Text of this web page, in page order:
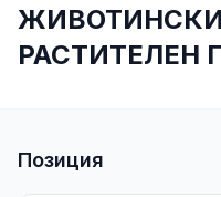
РАСТИТЕЛЕН
Позиция